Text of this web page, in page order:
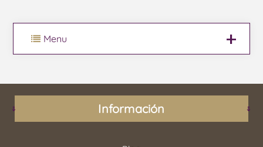
Menu
Información